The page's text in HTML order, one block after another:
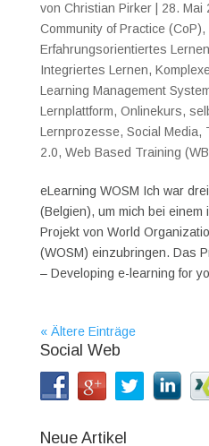
von Christian Pirker| 28. Mai
Community of Practice (CoP),
Erfahrungsorientiertes
Integriertes Lernen,
Learning Management
Lernplattform, Onlinekurs,
Lernprozesse, Social Media,
2.0, Web Based Training
eLearning WOSM Ich war
(Belgien), um mich bei
Projekt von World
(WOSM) einzubringen. Das
– Developing e-learning for
« Ältere Einträge
Social Web
Neue Artikel